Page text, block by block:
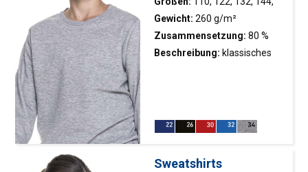
mit einem elastischen Saum;
Doppelnähte
156, 168
Gewicht: 260 g/m²
Zusammensetzung: 80 %
Baumwolle, 20 % Polyester
Beschreibung: klassisches
des Sweatshirts mit
Nackenband; Doppelnähte
Sweatshirts